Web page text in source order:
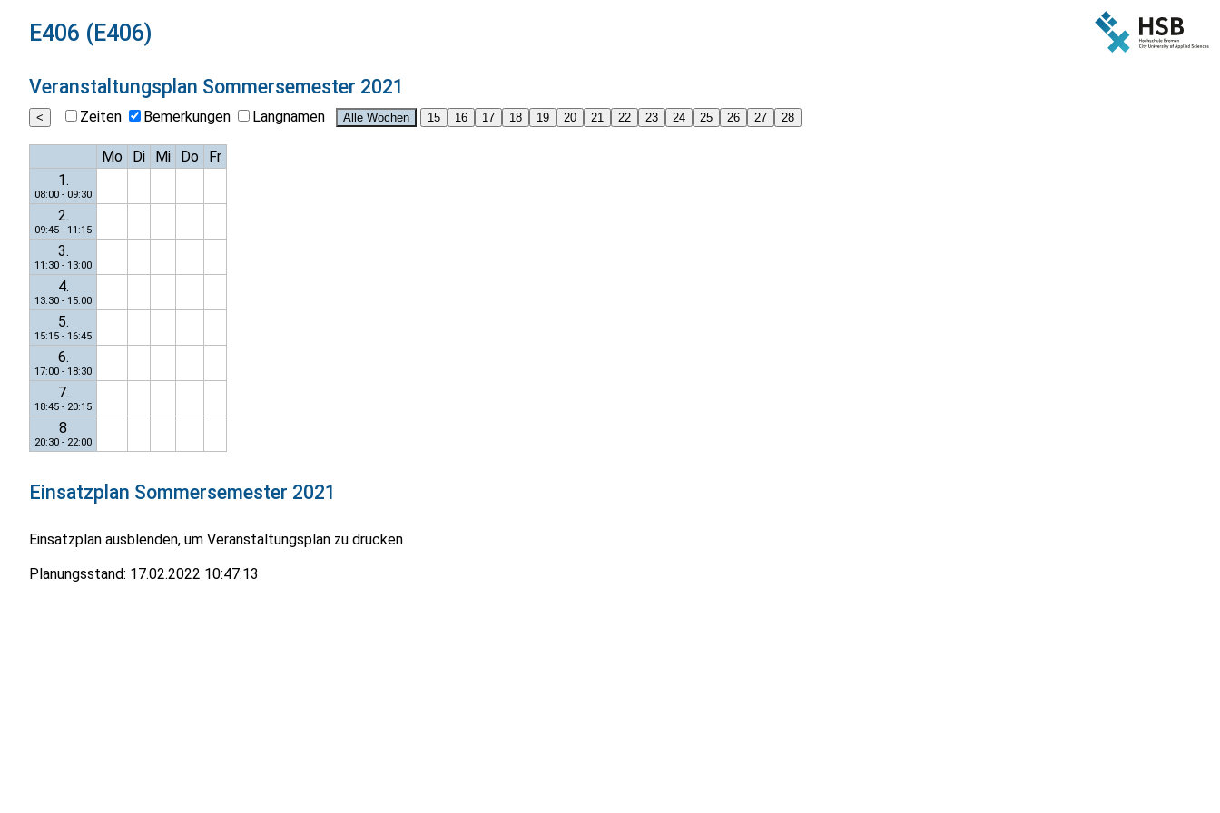
E406 (E406)
Veranstaltungsplan Sommersemester 2021
Zeiten Bemerkungen Langnamen
Mo Di Mi Do
Fr
1.
08:00 - 09:30
2.
09:45 - 11:15
3.
11:30 - 13:00
4.
13:30 - 15:00
5.
15:15 - 16:45
6.
17:00 - 18:30
7.
18:45 - 20:15
8
20:30 - 22:00
Einsatzplan Sommersemester 2021
Einsatzplan ausblenden, um Veranstaltungsplan zu drucken
Planungsstand: 17.02.2022 10:47:13